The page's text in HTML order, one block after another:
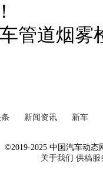
管道烟
新闻资讯 新车
©2019-2025 中国汽车动态
关于我们 供稿服